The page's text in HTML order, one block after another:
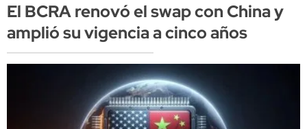
El BCRA renovó el swap con China y
amplió su vigencia a cinco años